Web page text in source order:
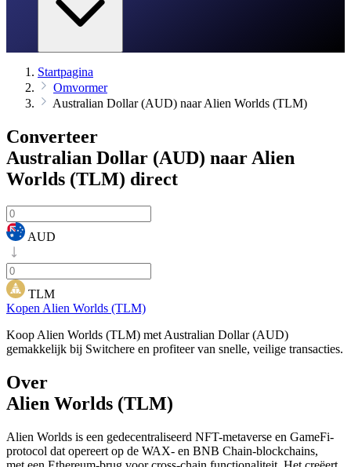
Startpagina
Omvormer
Australian Dollar (AUD) naar Alien Worlds (TLM)
Converteer
Australian Dollar (AUD) naar Alien
Worlds (TLM) direct
AUD
TLM
Kopen Alien Worlds (TLM)
Koop Alien Worlds (TLM) met Australian Dollar (AUD)
gemakkelijk bij Switchere en profiteer van snelle, veilige transacties.
Over
Alien Worlds (TLM)
Alien Worlds is een gedecentraliseerd NFT-metaverse en GameFi-
protocol dat opereert op de WAX- en BNB Chain-blockchains,